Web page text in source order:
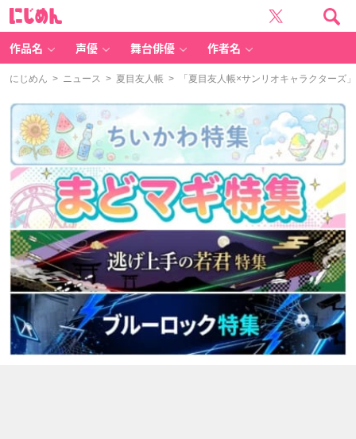
作品名 声優 舞台俳優 作者名
にじめん > ニュース > 夏目友人帳 > 「夏目友人帳×サンリオキャラクターズ